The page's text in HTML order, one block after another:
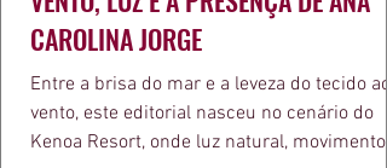
CAROLINA JORGE
Entre a brisa do mar e a leveza do tecido ao
vento, este editorial nasceu no cenário do
Kenoa Resort, onde luz natural, movimento e